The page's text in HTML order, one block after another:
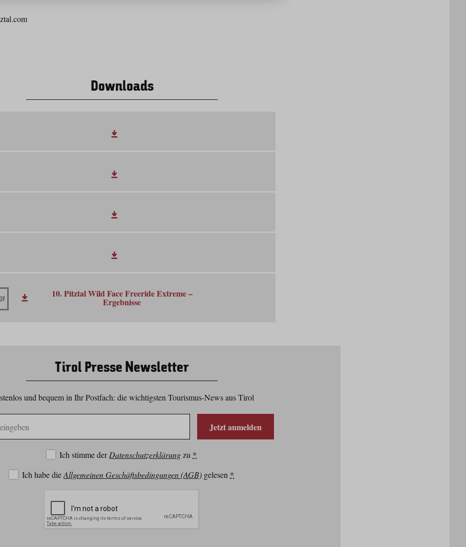
Downloads
10. Pitztal Wild Face Freeride Extreme –
Ergebnisse
Tirol Presse Newsletter
und bequem in Ihr Postfach: die wichtigsten Tourismus-News aus Tirol
Jetzt anmelden
Ich stimme derDatenschutzerklärung zu *
Ich habe dieAllgemeinen Geschäftsbedingungen (AGB) gelesen *